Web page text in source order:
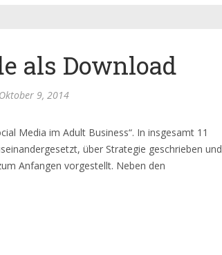
als Download
Oktober 9, 2014
Media im Adult Business“. In insgesamt 11
über Strategie geschrieben und
Anfangen vorgestellt. Neben den